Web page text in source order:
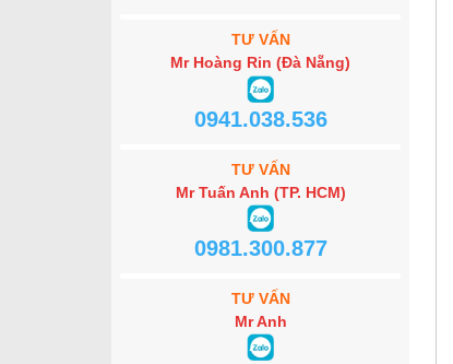
TƯ VẤN
Mr Hoàng Rin (Đà Nẵng)
0941.038.536
TƯ VẤN
Mr Tuấn Anh (TP. HCM)
0981.300.877
TƯ VẤN
Mr Anh